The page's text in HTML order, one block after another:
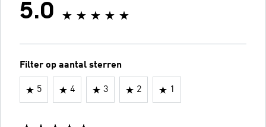
5.0
Filter op aantal sterren
5 4 3 2 1